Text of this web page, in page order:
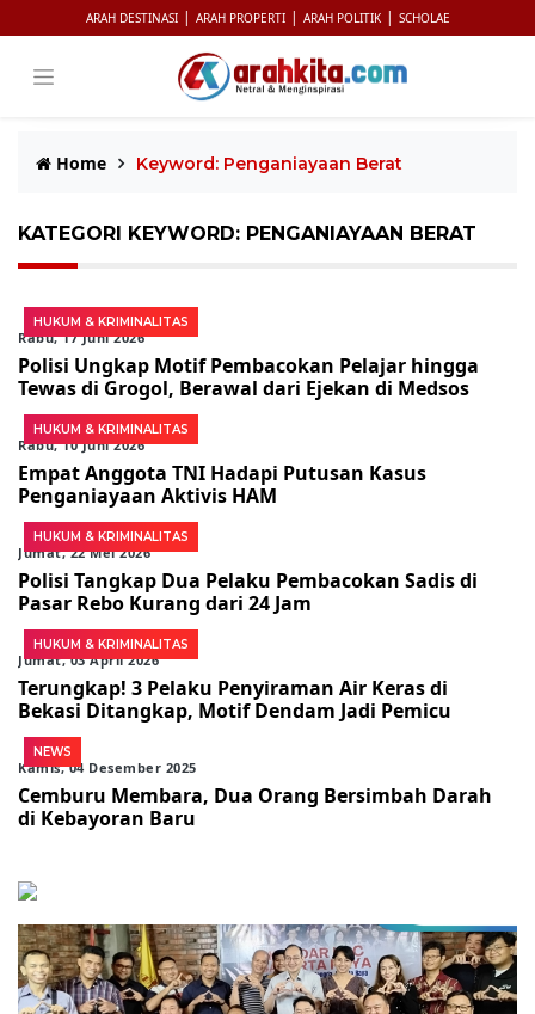
ARAH DESTINASI | ARAH PROPERTI | ARAH POLITIK | SCHOLAE
Home Keyword: Penganiayaan Berat
KATEGORI KEYWORD: PENGANIAYAAN BERAT
HUKUM & KRIMINALITAS
Rabu, 17 Juni 2026
Polisi Ungkap Motif Pembacokan Pelajar hingga
Tewas di Grogol, Berawal dari Ejekan di Medsos
HUKUM & KRIMINALITAS
Rabu, 10 Juni 2026
Empat Anggota TNI Hadapi Putusan Kasus
Penganiayaan Aktivis HAM
HUKUM & KRIMINALITAS
Jumat, 22 Mei 2026
Polisi Tangkap Dua Pelaku Pembacokan Sadis di
Pasar Rebo Kurang dari 24 Jam
HUKUM & KRIMINALITAS
Jumat, 03 April 2026
Terungkap! 3 Pelaku Penyiraman Air Keras di
Bekasi Ditangkap, Motif Dendam Jadi Pemicu
NEWS
Kamis, 04 Desember 2025
Cemburu Membara, Dua Orang Bersimbah Darah
di Kebayoran Baru